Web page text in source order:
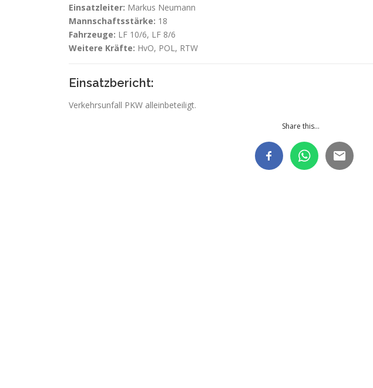
Einsatzleiter: Markus Neumann
Mannschaftsstärke: 18
Fahrzeuge: LF 10/6, LF 8/6
Weitere Kräfte: HvO, POL, RTW
Einsatzbericht:
Verkehrsunfall PKW alleinbeteiligt.
Share this...